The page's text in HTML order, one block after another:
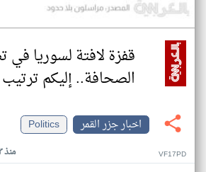
قفزة لافتة لسوريا
الصحافة.. إليكم ترتيب
اخبار جزر القمر
Politics
منذ ٣ أشهر VF17PD